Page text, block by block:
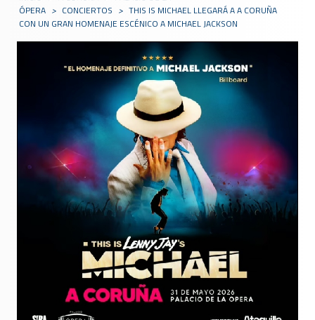
ÓPERA > CONCIERTOS > THIS IS MICHAEL LLEGARÁ A A CORUÑA
CON UN GRAN HOMENAJE ESCÉNICO A MICHAEL JACKSON